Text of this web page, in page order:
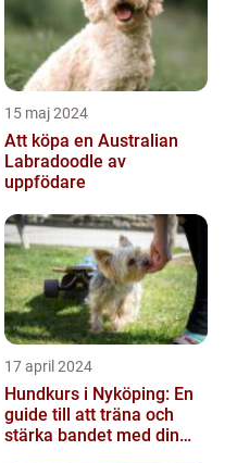
15 maj 2024
Att köpa en Australian
Labradoodle av
uppfödare
17 april 2024
Hundkurs i Nyköping: En
guide till att träna och
stärka bandet med din